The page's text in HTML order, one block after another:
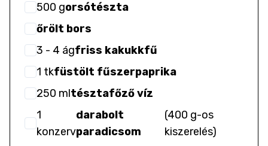
500 gorsótészta
őrölt bors
3 - 4 ágfriss kakukkfű
1 tkfüstölt fűszerpaprika
250 mltésztafőző víz
1
konzerv
darabolt
paradicsom
(400 g-os
kiszerelés)